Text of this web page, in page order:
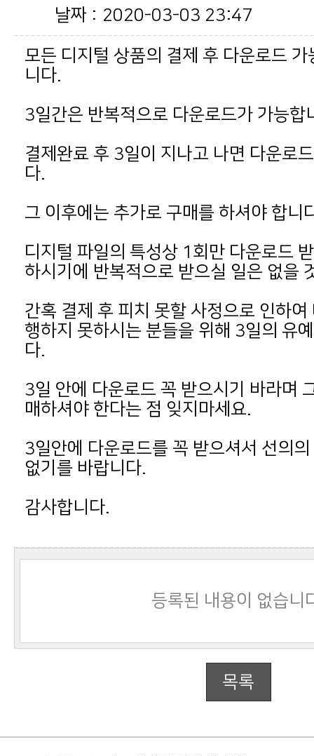
날짜 : 2020-03-03 23:47
니다.
3일간은 반복적으로 다운로드가 가능합
다.
그 이후에는 추가로 구매를 하셔야 합니
하시기에 반복적으로 받으실 일은 없을
다.
매하셔야 한다는 점 잊지마세요.
없기를 바랍니다.
감사합니다.
등록된 내용이 없습니
목록